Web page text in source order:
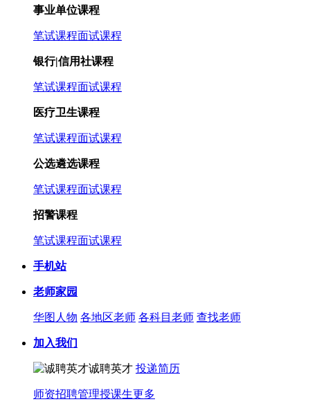
事业单位课程
笔试课程面试课程
银行|信用社课程
笔试课程面试课程
医疗卫生课程
笔试课程面试课程
公选遴选课程
笔试课程面试课程
招警课程
笔试课程面试课程
手机站
老师家园
华图人物 各地区老师 各科目老师 查找老师
加入我们
诚聘英才 投递简历
师资招聘管理授课生更多